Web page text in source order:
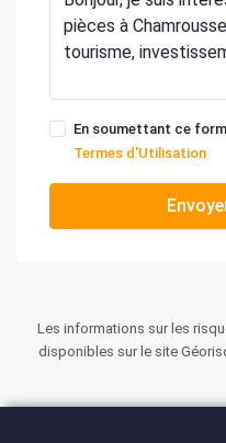
En soumettant ce
Termes d'Utilisation
Les informations sur les
disponibles sur le site